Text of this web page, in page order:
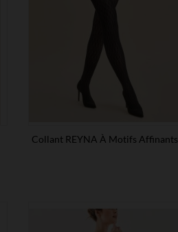
Collant REYNA À Motifs Affinants